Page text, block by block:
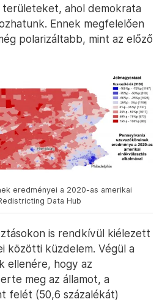
ahol demokrata
Ennek megfelelően
polarizáltabb, mint az előző
eredményei a 2020-as amerikai
Data Hub
is rendkívül kiélezett
közötti küzdelem. Végül a
ellenére, hogy az
meg az államot, a
felét (50,6 százalékát)